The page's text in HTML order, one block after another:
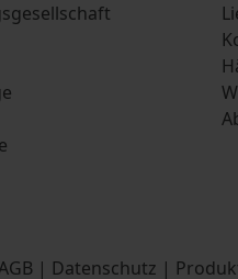
| Datenschutz |